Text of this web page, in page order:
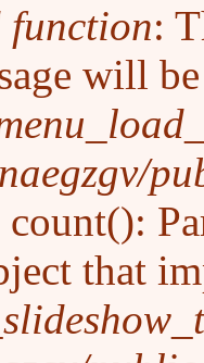
function:
will
count():
that